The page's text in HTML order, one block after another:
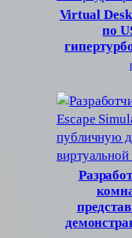
Virtual
по